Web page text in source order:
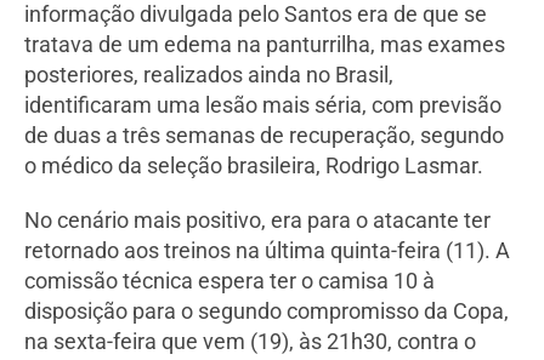
informação divulgada pelo Santos era de que se
tratava de um edema na panturrilha, mas exames
posteriores, realizados ainda no Brasil,
identificaram uma lesão mais séria, com previsão
de duas a três semanas de recuperação, segundo
o médico da seleção brasileira, Rodrigo Lasmar.
No cenário mais positivo, era para o atacante ter
retornado aos treinos na última quinta-feira (11). A
comissão técnica espera ter o camisa 10 à
disposição para o segundo compromisso da Copa,
na sexta-feira que vem (19), às 21h30, contra o